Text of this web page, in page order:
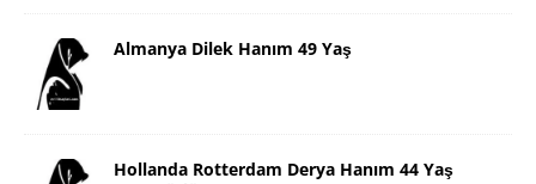
Almanya Dilek Hanım 49 Yaş
Hollanda Rotterdam Derya Hanım 44 Yaş